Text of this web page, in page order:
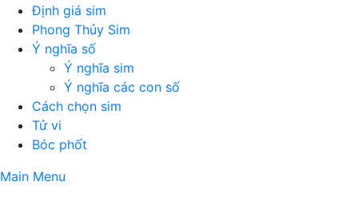
Định giá sim
Phong Thủy Sim
Ý nghĩa số
Ý nghĩa sim
Ý nghĩa các con số
Cách chọn sim
Tử vi
Bóc phốt
Main Menu